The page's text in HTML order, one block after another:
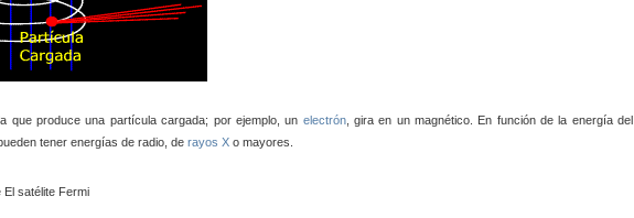
que produce una partícula cargada; por ejemplo, un electrón, gira en un magnético. En función de la energía del
tener energías de radio, de rayos X o mayores.